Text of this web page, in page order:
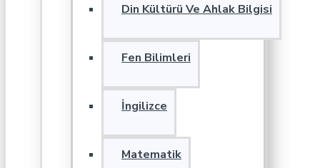
Din Kültürü Ve Ahlak Bilgisi
Fen Bilimleri
İngilizce
Matematik